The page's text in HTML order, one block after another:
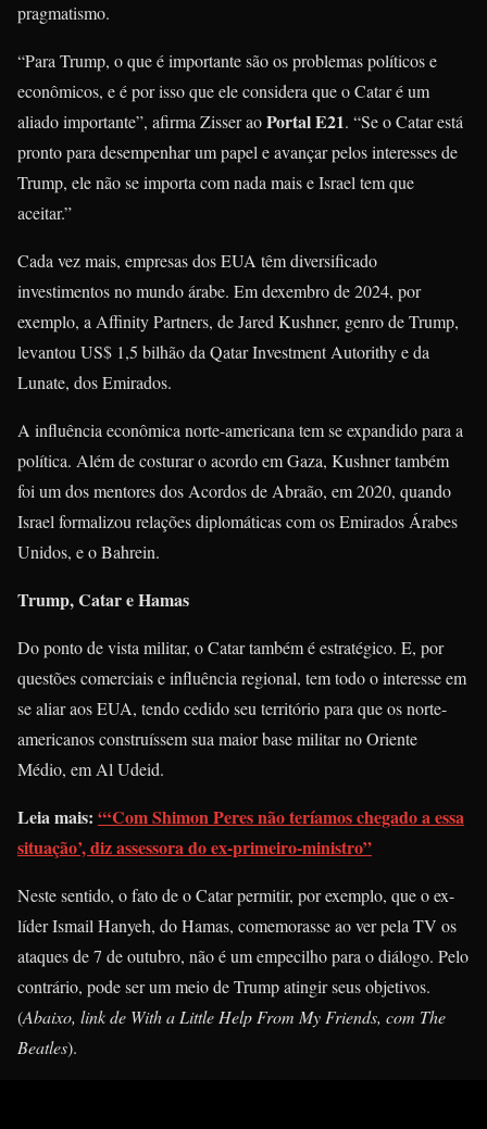
pragmatismo.
“Para Trump, o que é importante são os problemas políticos e
econômicos, e é por isso que ele considera que o Catar é um
aliado importante”, afirma Zisser aoPortal E21. “Se o Catar está
pronto para desempenhar um papel e avançar pelos interesses de
Trump, ele não se importa com nada mais e Israel tem que
aceitar.”
Cada vez mais, empresas dos EUA têm diversificado
investimentos no mundo árabe. Em dexembro de 2024, por
exemplo, a Affinity Partners, de Jared Kushner, genro de Trump,
levantou US$ 1,5 bilhão da Qatar Investment Autorithy e da
Lunate, dos Emirados.
A influência econômica norte-americana tem se expandido para a
política. Além de costurar o acordo em Gaza, Kushner também
foi um dos mentores dos Acordos de Abraão, em 2020, quando
Israel formalizou relações diplomáticas com os Emirados Árabes
Unidos, e o Bahrein.
Trump, Catar e Hamas
Do ponto de vista militar, o Catar também é estratégico. E, por
questões comerciais e influência regional, tem todo o interesse em
se aliar aos EUA, tendo cedido seu território para que os norte-
americanos construíssem sua maior base militar no Oriente
Médio, em Al Udeid.
Leia mais: “‘Com Shimon Peres não teríamos chegado a essa
situação’, diz assessora do ex-primeiro-ministro”
Neste sentido, o fato de o Catar permitir, por exemplo, que o ex-
líder Ismail Hanyeh, do Hamas, comemorasse ao ver pela TV os
ataques de 7 de outubro, não é um empecilho para o diálogo. Pelo
contrário, pode ser um meio de Trump atingir seus objetivos.
(Abaixo, link de With a Little Help From My Friends, com The
Beatles).